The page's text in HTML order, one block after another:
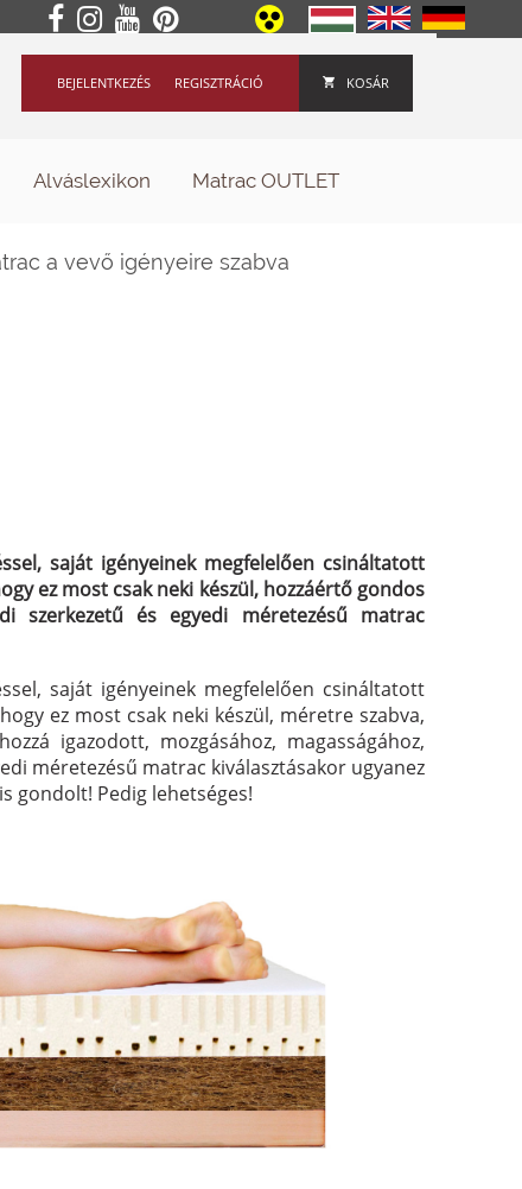
KOSÁR
REGISZTRÁCIÓ
BEJELENTKEZÉS
Alváslexikon Matrac OUTLET
a vevő igényeire szabva
saját igényeinek megfelelően csináltatott
ez most csak neki készül, hozzáértő gondos
szerkezetű és egyedi méretezésű matrac
saját igényeinek megfelelően csináltatott
ez most csak neki készül, méretre szabva,
igazodott, mozgásához, magasságához,
méretezésű matrac kiválasztásakor ugyanez
gondolt! Pedig lehetséges!